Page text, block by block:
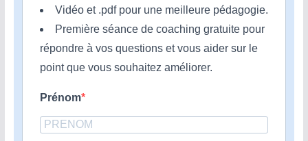
Vidéo et .pdf pour une meilleure pédagogie.
Première séance de coaching gratuite pour
répondre à vos questions et vous aider sur le
point que vous souhaitez améliorer.
Prénom